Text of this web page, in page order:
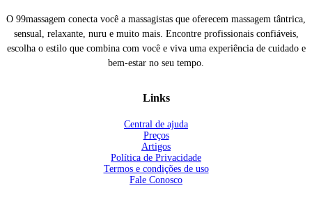
O 99massagem conecta você a massagistas que oferecem massagem tântrica,
sensual, relaxante, nuru e muito mais. Encontre profissionais confiáveis,
escolha o estilo que combina com você e viva uma experiência de cuidado e
bem-estar no seu tempo.
Links
Central de ajuda
Preços
Artigos
Política de Privacidade
Termos e condições de uso
Fale Conosco